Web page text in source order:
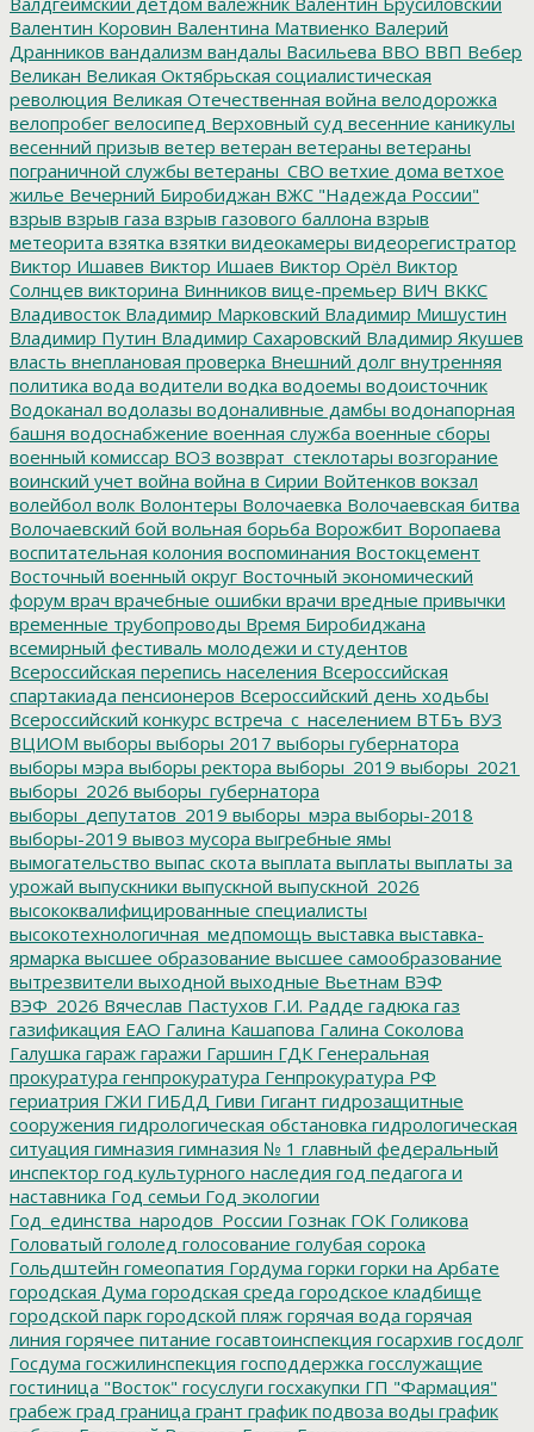
Валентин Коровин Валентина Матвиенко Валерий
Дранников вандализм вандалы Васильева ВВО ВВП Вебер
Великан Великая Октябрьская социалистическая
революция Великая Отечественная война велодорожка
велопробег велосипед Верховный суд весенние каникулы
весенний призыв ветер ветеран ветераны ветераны
пограничной службы ветераны_СВО ветхие дома ветхое
жилье Вечерний Биробиджан ВЖС "Надежда России"
взрыв взрыв газа взрыв газового баллона взрыв
метеорита взятка взятки видеокамеры видеорегистратор
Виктор Ишавев Виктор Ишаев Виктор Орёл Виктор
Солнцев викторина Винников вице-премьер ВИЧ ВККС
Владивосток Владимир Марковский Владимир Мишустин
Владимир Путин Владимир Сахаровский Владимир Якушев
власть внеплановая проверка Внешний долг внутренняя
политика вода водители водка водоемы водоисточник
Водоканал водолазы водоналивные дамбы водонапорная
башня водоснабжение военная служба военные сборы
военный комиссар ВОЗ возврат_стеклотары возгорание
воинский учет война война в Сирии Войтенков вокзал
волейбол волк Волонтеры Волочаевка Волочаевская битва
Волочаевский бой вольная борьба Ворожбит Воропаева
воспитательная колония воспоминания Востокцемент
Восточный военный округ Восточный экономический
форум врач врачебные ошибки врачи вредные привычки
временные трубопроводы Время Биробиджана
всемирный фестиваль молодежи и студентов
Всероссийская перепись населения Всероссийская
спартакиада пенсионеров Всероссийский день ходьбы
Всероссийский конкурс встреча_с_населением ВТБъ ВУЗ
ВЦИОМ выборы выборы 2017 выборы губернатора
выборы мэра выборы ректора выборы_2019 выборы_2021
выборы_2026 выборы_губернатора
выборы_депутатов_2019 выборы_мэра выборы-2018
выборы-2019 вывоз мусора выгребные ямы
вымогательство выпас скота выплата выплаты выплаты за
урожай выпускники выпускной выпускной_2026
высококвалифицированные специалисты
высокотехнологичная_медпомощь выставка выставка-
ярмарка высшее образование высшее самообразование
вытрезвители выходной выходные Вьетнам ВЭФ
ВЭФ_2026 Вячеслав Пастухов Г.И. Радде гадюка газ
газификация ЕАО Галина Кашапова Галина Соколова
Галушка гараж гаражи Гаршин ГДК Генеральная
прокуратура генпрокуратура Генпрокуратура РФ
гериатрия ГЖИ ГИБДД Гиви Гигант гидрозащитные
сооружения гидрологическая обстановка гидрологическая
ситуация гимназия гимназия № 1 главный федеральный
инспектор год культурного наследия год педагога и
наставника Год семьи Год экологии
Год_единства_народов_России Гознак ГОК Голикова
Головатый гололед голосование голубая сорока
Гольдштейн гомеопатия Гордума горки горки на Арбате
городская Дума городская среда городское кладбище
городской парк городской пляж горячая вода горячая
линия горячее питание госавтоинспекция госархив госдолг
Госдума госжилинспекция господдержка госслужащие
гостиница "Восток" госуслуги госхакупки ГП "Фармация"
грабеж град граница грант график подвоза воды график